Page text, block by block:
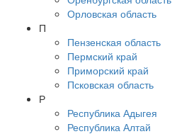
Орловская область
П
Пензенская область
Пермский край
Приморский край
Псковская область
Р
Республика Адыгея
Республика Алтай